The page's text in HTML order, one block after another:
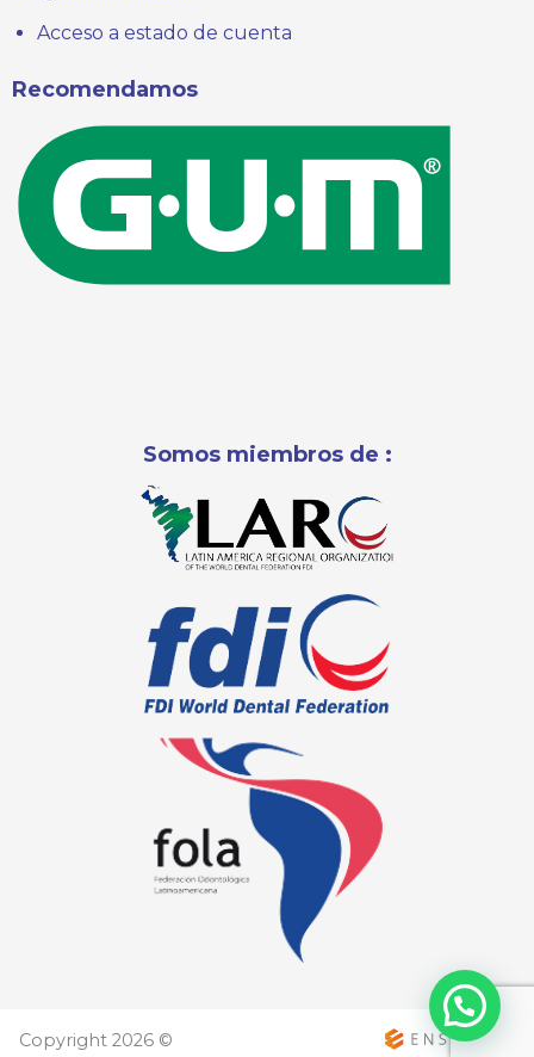
Acceso a estado de cuenta
Recomendamos
Somos miembros de :
Copyright 2026 ©